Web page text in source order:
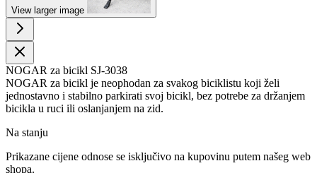
View larger image
NOGAR za bicikl SJ-3038
NOGAR za bicikl je neophodan za svakog biciklistu koji želi
jednostavno i stabilno parkirati svoj bicikl, bez potrebe za držanjem
bicikla u ruci ili oslanjanjem na zid.
Na stanju
Prikazane cijene odnose se isključivo na kupovinu putem našeg web
shopa.